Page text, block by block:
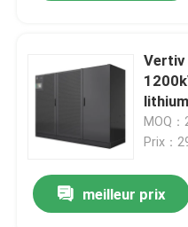
Vertiv
MOQ
Prix：
meilleur prix